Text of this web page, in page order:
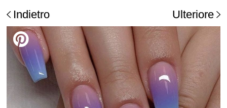
Indietro Ulteriore